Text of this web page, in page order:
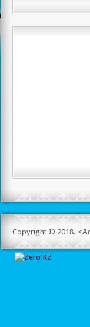
Copyright © 2018.